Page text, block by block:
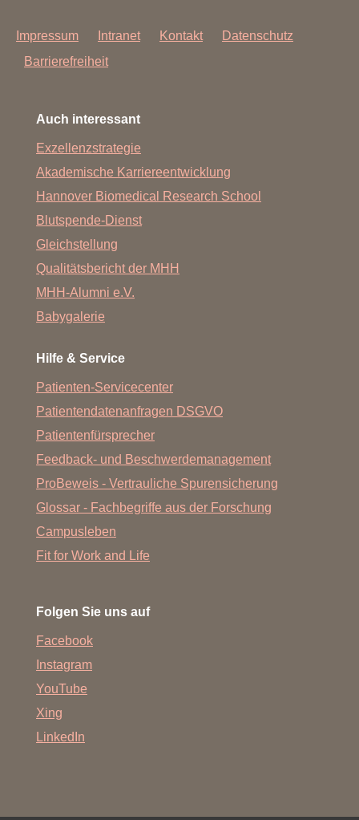
Impressum Intranet Kontakt
Datenschutz
Barrierefreiheit
Auch interessant
Exzellenzstrategie
Akademische Karriereentwicklung
Hannover Biomedical Research School
Blutspende-Dienst
Gleichstellung
Qualitätsbericht der MHH
MHH-Alumni e.V.
Babygalerie
Hilfe & Service
Patienten-Servicecenter
Patientendatenanfragen DSGVO
Patientenfürsprecher
Feedback- und Beschwerdemanagement
ProBeweis - Vertrauliche Spurensicherung
Glossar - Fachbegriffe aus der Forschung
Campusleben
Fit for Work and Life
Folgen Sie uns auf
Facebook
Instagram
YouTube
Xing
LinkedIn